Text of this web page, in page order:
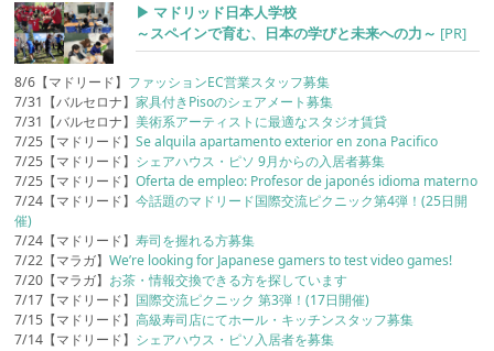
▶︎ マドリッド日本人学校
～スペインで育む、日本の学びと未来への力～ [PR]
8/6【マドリード】 ファッションEC営業スタッフ募集
7/31【バルセロナ】家具付きPisoのシェアメート募集
7/31【バルセロナ】美術系アーティストに最適なスタジオ賃貸
7/25【マドリード】Se alquila apartamento exterior en zona Pacifico
7/25【マドリード】 シェアハウス・ピソ 9月からの入居者募集
7/25【マドリード】Oferta de empleo: Profesor de japonés idioma materno
7/24【マドリード】今話題のマドリード国際交流ピクニック第4弾！(25日開
催)
7/24【マドリード】寿司を握れる方募集
7/22【マラガ】We’re looking for Japanese gamers to test video games!
7/20【マラガ】 お茶・情報交換できる方を探しています
7/17【マドリード】 国際交流ピクニック 第3弾！(17日開催)
7/15【マドリード】高級寿司店にてホール・キッチンスタッフ募集
7/14【マドリード】 シェアハウス・ピソ入居者を募集